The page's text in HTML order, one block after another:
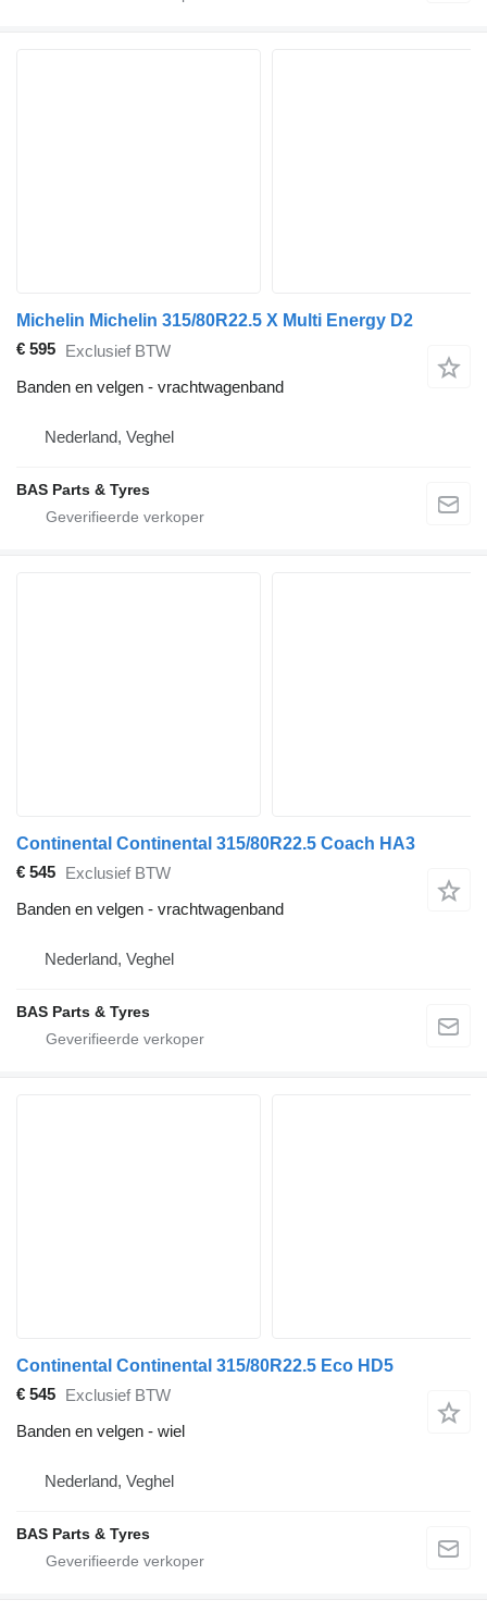
Michelin Michelin 315/80R22.5 X Multi Energy D2
€ 595 Exclusief BTW
Banden en velgen - vrachtwagenband
Nederland, Veghel
BAS Parts & Tyres
Continental Continental 315/80R22.5 Coach HA3
€ 545 Exclusief BTW
Banden en velgen - vrachtwagenband
Nederland, Veghel
BAS Parts & Tyres
Continental Continental 315/80R22.5 Eco HD5
€ 545 Exclusief BTW
Banden en velgen - wiel
Nederland, Veghel
BAS Parts & Tyres